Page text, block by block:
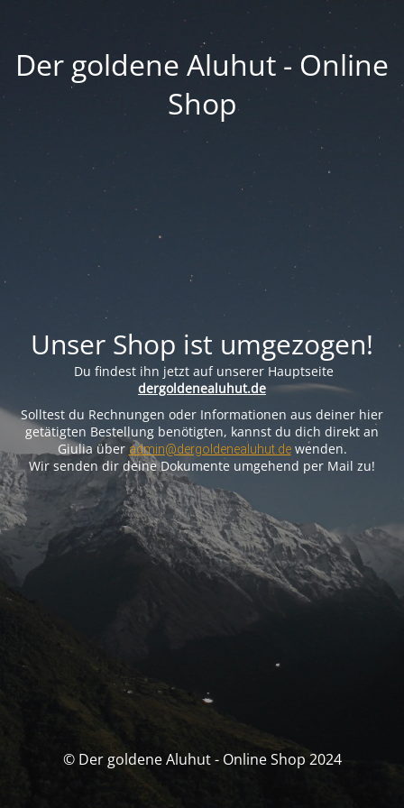
Der goldene Aluhut - Online
Shop
Unser Shop ist umgezogen!
Du findest ihn jetzt auf unserer Hauptseite
dergoldenealuhut.de
Solltest du Rechnungen oder Informationen aus deiner hier
getätigten Bestellung benötigten, kannst du dich direkt an
Giulia über admin@dergoldenealuhut.dewenden.
Wir senden dir deine Dokumente umgehend per Mail zu!
© Der goldene Aluhut - Online Shop 2024